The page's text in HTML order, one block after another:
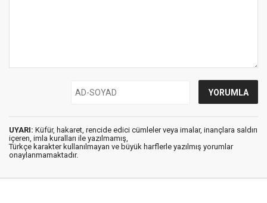
UYARI: Küfür, hakaret, rencide edici cümleler veya imalar, inançlara saldırı
içeren, imla kuralları ile yazılmamış,
Türkçe karakter kullanılmayan ve büyük harflerle yazılmış yorumlar
onaylanmamaktadır.